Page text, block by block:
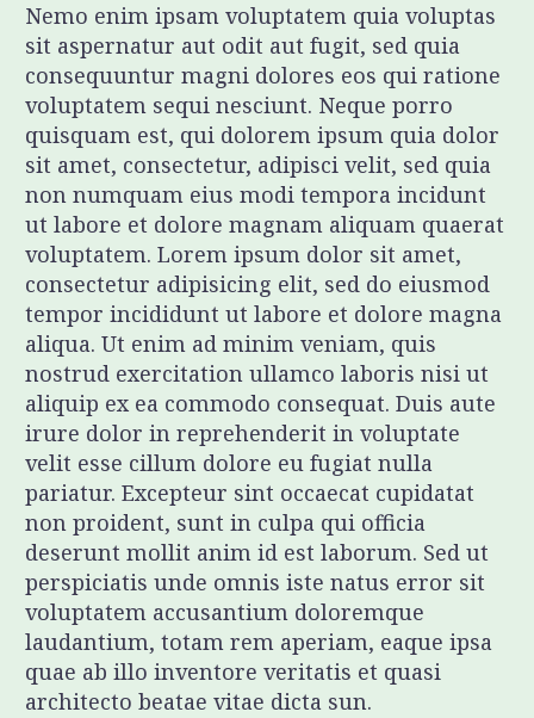
Nemo enim ipsam voluptatem quia voluptas
sit aspernatur aut odit aut fugit, sed quia
consequuntur magni dolores eos qui ratione
voluptatem sequi nesciunt. Neque porro
quisquam est, qui dolorem ipsum quia dolor
sit amet, consectetur, adipisci velit, sed quia
non numquam eius modi tempora incidunt
ut labore et dolore magnam aliquam quaerat
voluptatem. Lorem ipsum dolor sit amet,
consectetur adipisicing elit, sed do eiusmod
tempor incididunt ut labore et dolore magna
aliqua. Ut enim ad minim veniam, quis
nostrud exercitation ullamco laboris nisi ut
aliquip ex ea commodo consequat. Duis aute
irure dolor in reprehenderit in voluptate
velit esse cillum dolore eu fugiat nulla
pariatur. Excepteur sint occaecat cupidatat
non proident, sunt in culpa qui officia
deserunt mollit anim id est laborum. Sed ut
perspiciatis unde omnis iste natus error sit
voluptatem accusantium doloremque
laudantium, totam rem aperiam, eaque ipsa
quae ab illo inventore veritatis et quasi
architecto beatae vitae dicta sun.